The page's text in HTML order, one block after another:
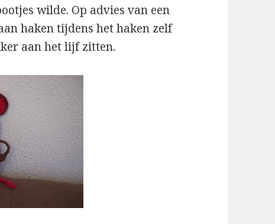
wilde. Op advies van een
haken tijdens het haken zelf
aan het lijf zitten.